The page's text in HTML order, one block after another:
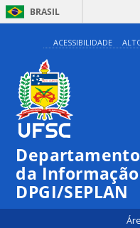
BRASIL
ACESSIBILIDADE
da Informação
DPGI/SEPLAN